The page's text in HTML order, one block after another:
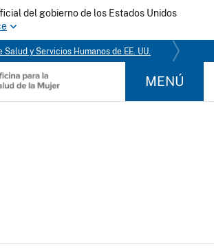
del gobierno de los Estados Unidos
Salud y Servicios Humanos de EE. UU.
MENÚ